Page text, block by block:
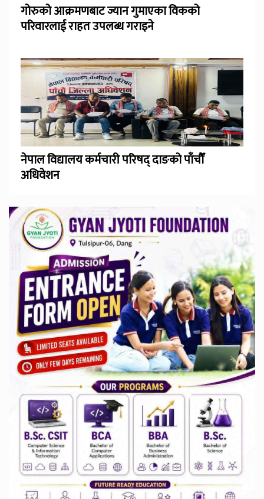
गोरुको आक्रमणबाट ज्यान गुमाएका विकको
परिवारलाई राहत उपलब्ध गराइने
नेपाल विद्यालय कर्मचारी परिषद् दाङको पाँचौँ
अधिवेशन